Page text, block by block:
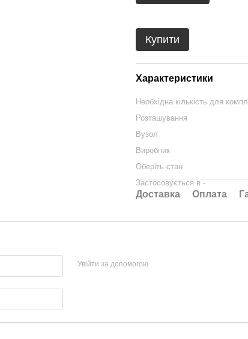
Купити
Характеристики
Необхідна кількість для
Розташування
Вузол
Виробник
Оберіть стан
Застосовується в -
Доставка Оплата
Увійти за допомогою